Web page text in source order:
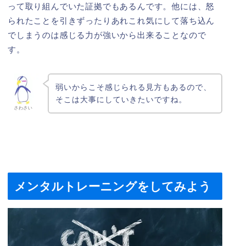
って取り組んでいた証拠でもあるんです。他には、怒
られたことを引きずったりあれこれ気にして落ち込ん
でしまうのは感じる力が強いから出来ることなので
す。
さわさい
弱いからこそ感じられる見方もあるので、
そこは大事にしていきたいですね。
メンタルトレーニングをしてみよう